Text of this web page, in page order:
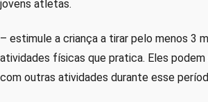
jovens atletas.
– estimule a criança a tirar pelo menos 3
atividades físicas que pratica. Eles
com outras atividades durante esse